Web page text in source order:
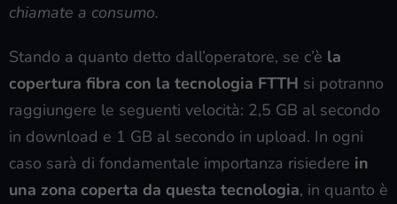
chiamate a consumo.
Stando a quanto detto dall’operatore, se c’è la
copertura fibra con la tecnologia FTTH si potranno
raggiungere le seguenti velocità: 2,5 GB al secondo
in download e 1 GB al secondo in upload. In ogni
caso sarà di fondamentale importanza risiedere in
una zona coperta da questa tecnologia, in quanto è